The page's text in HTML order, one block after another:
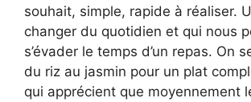
souhait, simple, rapide à réaliser.
changer du quotidien et qui nous
s’évader le temps d’un repas. On
du riz au jasmin pour un plat
qui apprécient que moyennement